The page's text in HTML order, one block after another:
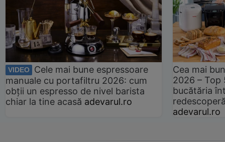
VIDEO
Cele mai bune espressoare
manuale cu portafiltru 2026: cum
obții un espresso de nivel barista
chiar la tine acasă adevarul.ro
Cea mai
2026 –
bucătăria
adevarul.ro